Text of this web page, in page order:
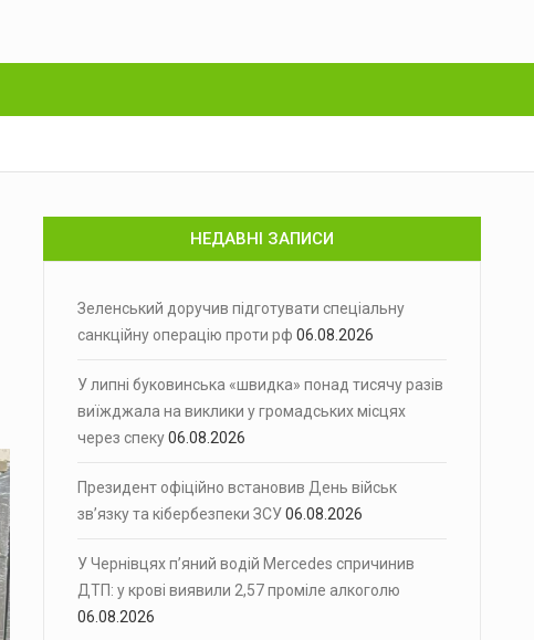
НЕДАВНІ ЗАПИСИ
Зеленський доручив підготувати спеціальну
санкційну операцію проти рф 06.08.2026
У липні буковинська «швидка» понад тисячу разів
виїжджала на виклики у громадських місцях
через спеку06.08.2026
Президент офіційно встановив День військ
зв’язку та кібербезпеки ЗСУ06.08.2026
У Чернівцях п’яний водій Mercedes спричинив
ДТП: у крові виявили 2,57 проміле алкоголю
06.08.2026